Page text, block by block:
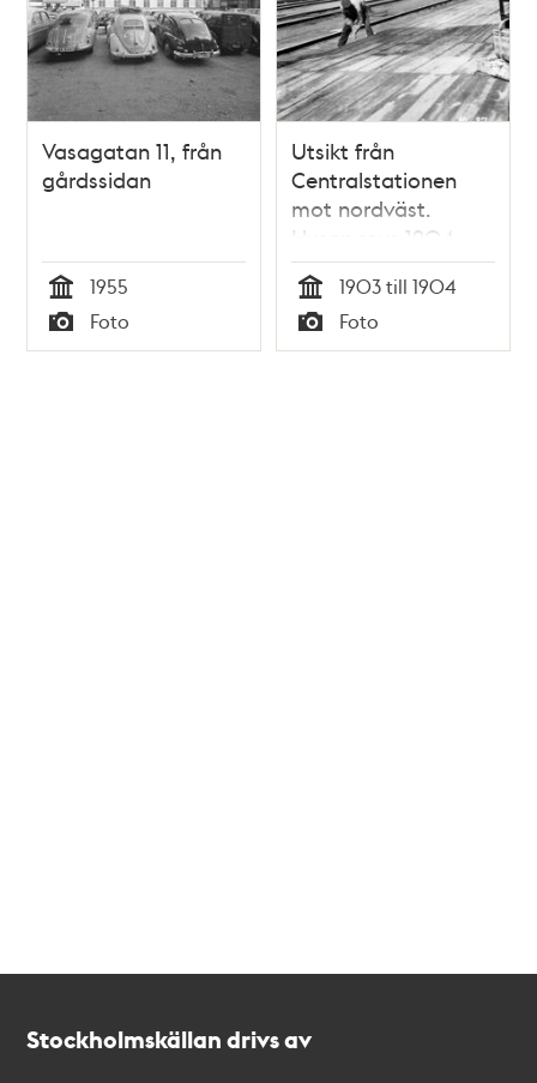
Vasagatan 11, från
gårdssidan
Tid
1955
Typ
Foto
Utsikt från
Centralstationen
mot nordväst.
Husen revs 1904.
Dåv. kv. Braxen,
senare
Centralbangården
och nuv. kv.
Tid
1903 till 1904
Typ
Foto
Stockholmskällan drivs av